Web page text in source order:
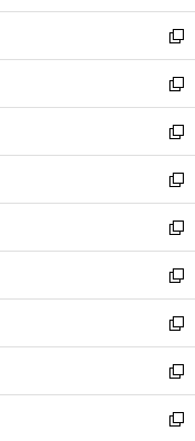
開
く
ウ
で
開
く
ン
ド
ウ
で
開
く
ウ
ィ
ン
ド
ウ
で
開
く
新
し
い
ウ
ィ
ン
ド
ウ
で
開
く
新
し
い
ウ
ィ
ン
ド
ウ
で
開
く
新
し
い
ウ
ィ
ン
ド
ウ
で
開
く
新
し
い
ウ
ィ
ン
ド
ウ
で
開
く
新
し
い
ウ
ィ
ン
ド
ウ
で
新
し
い
ウ
ィ
ン
ド
新
し
い
ウ
ィ
新
し
い
新